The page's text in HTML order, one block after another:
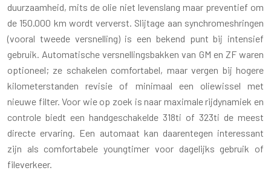
duurzaamheid, mits de olie niet levenslang maar preventief om
de 150.000 km wordt ververst. Slijtage aan synchromeshringen
(vooral tweede versnelling) is een bekend punt bij intensief
gebruik. Automatische versnellingsbakken van GM en ZF waren
optioneel; ze schakelen comfortabel, maar vergen bij hogere
kilometerstanden revisie of minimaal een oliewissel met
nieuwe filter. Voor wie op zoek is naar maximale rijdynamiek en
controle biedt een handgeschakelde 318ti of 323ti de meest
directe ervaring. Een automaat kan daarentegen interessant
zijn als comfortabele youngtimer voor dagelijks gebruik of
fileverkeer.